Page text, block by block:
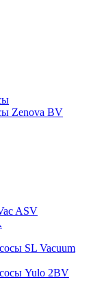
Zenova BV
ASV
SL Vacuum
Yulo 2BV